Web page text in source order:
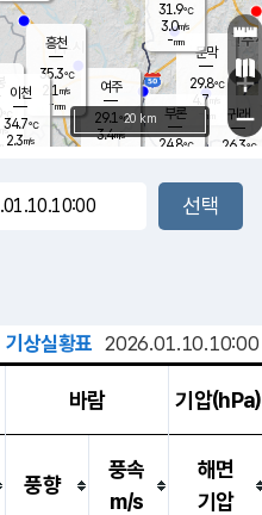
문막
29.8℃
4.7m/s
mm
부론
24.8℃
여주
29.1℃
3.4m/s
31.9℃
3.0m/s
-mm
장호원
흥천
35.3℃
2.1 m/s
-mm
m/s
귀래
26.3℃
이천
34.7℃
2.3m/s
+
−
20 km
기상실황표 2026.01.10.10:00
바람 기압(hPa)
풍향
풍속
m/s
해면
기압